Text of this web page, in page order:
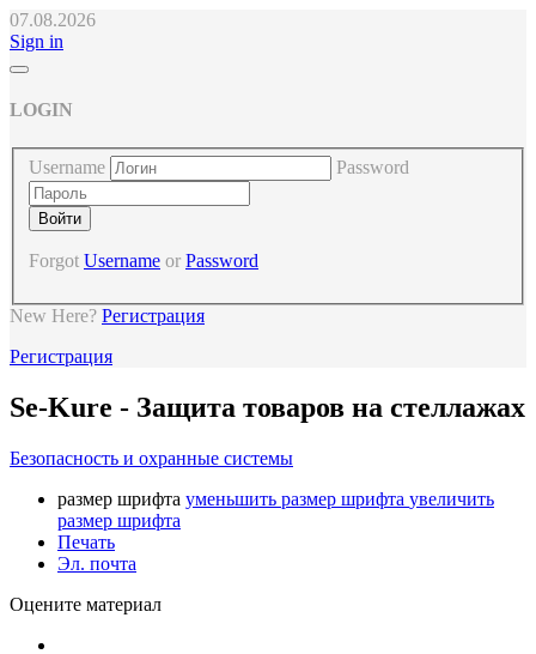
07.08.2026
Sign in
LOGIN
Username Password
Forgot Username or Password
New Here? Регистрация
Регистрация
Se-Kure - Защита товаров на стеллажах
Безопасность и охранные системы
размер шрифта уменьшить размер шрифта увеличить
размер шрифта
Печать
Эл. почта
Оцените материал